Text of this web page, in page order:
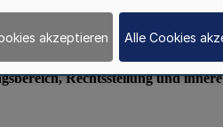
akzeptieren Alle Cookies